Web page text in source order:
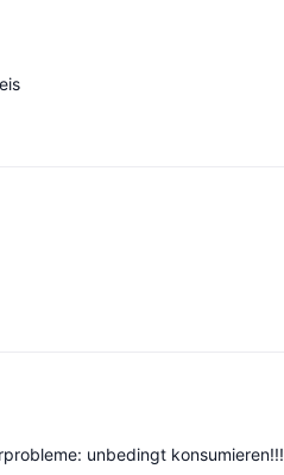
unbedingt konsumieren!!!